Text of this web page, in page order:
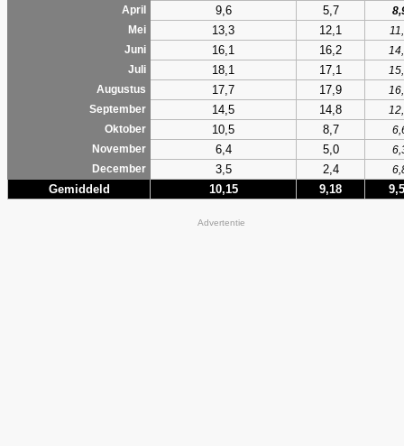
April 9,6 5,7
Mei
13,3 12,1
Juni
16,1 16,2
Juli
18,1 17,1
Augustus
17,7 17,9
September
14,5 14,8
Oktober
10,5 8,7
November
6,4 5,0
December
3,5 2,4
Gemiddeld 10,15 9,18
Advertentie